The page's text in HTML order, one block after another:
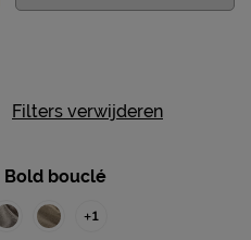
Filters verwijderen
Bold bouclé
+1